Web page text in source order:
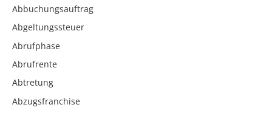
Abbuchungsauftrag
Abgeltungssteuer
Abrufphase
Abrufrente
Abtretung
Abzugsfranchise